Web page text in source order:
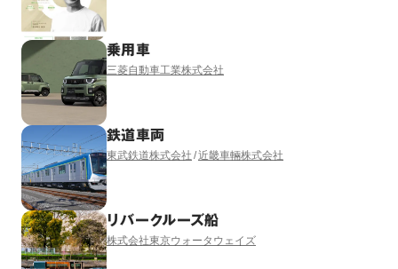
乗用車
三菱自動車工業株式会社
鉄道車両
東武鉄道株式会社 近畿車輛株式会社
リバークルーズ船
株式会社東京ウォータウェイズ